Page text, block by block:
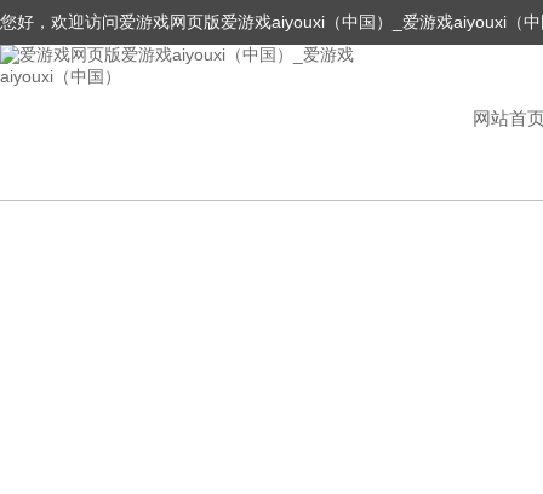
您好，欢迎访问爱游戏网页版爱游戏aiyouxi（中国）_爱游戏aiyouxi（
网站首